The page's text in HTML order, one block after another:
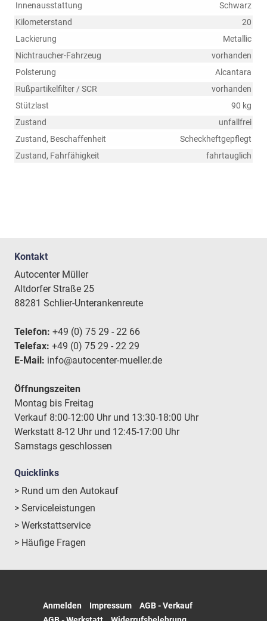
Innenausstattung
Schwarz
Kilometerstand
20
Lackierung
Metallic
Nichtraucher-Fahrzeug
vorhanden
Polsterung
Alcantara
Rußpartikelfilter / SCR
vorhanden
Stützlast
90 kg
Zustand
unfallfrei
Zustand, Beschaffenheit
Scheckheftgepflegt
Zustand, Fahrfähigkeit
fahrtauglich
Kontakt
Autocenter Müller
Altdorfer Straße 25
88281 Schlier-Unterankenreute
Telefon: +49 (0) 75 29 - 22 66
Telefax: +49 (0) 75 29 - 22 29
E-Mail: info@autocenter-mueller.de
Öffnungszeiten
Montag bis Freitag
Verkauf 8:00-12:00 Uhr und 13:30-18:00 Uhr
Werkstatt 8-12 Uhr und 12:45-17:00 Uhr
Samstags geschlossen
Quicklinks
> Rund um den Autokauf
> Serviceleistungen
> Werkstattservice
> Häufige Fragen
Anmelden Impressum
AGB - Verkauf